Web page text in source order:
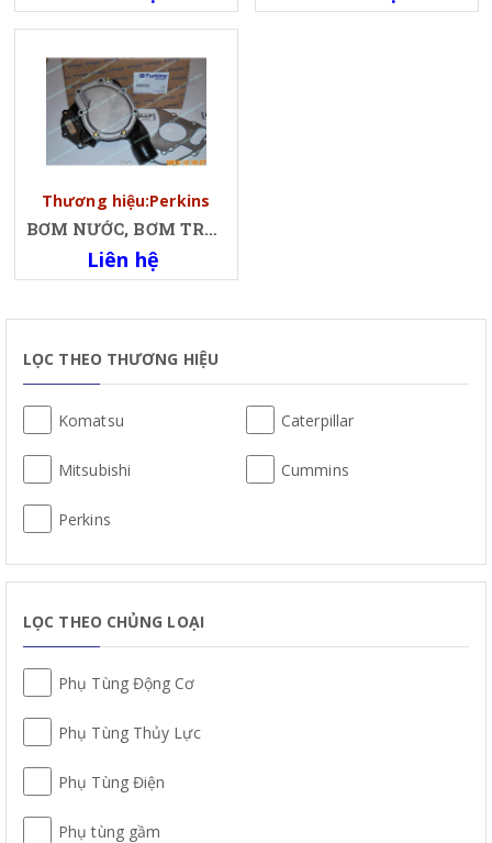
Thương hiệu:Perkins
BƠM NƯỚC, BƠM TRỘN PERKINS
Liên hệ
LỌC THEO THƯƠNG HIỆU
Komatsu Caterpillar
Mitsubishi Cummins
Perkins
LỌC THEO CHỦNG LOẠI
Phụ Tùng Động Cơ
Phụ Tùng Thủy Lực
Phụ Tùng Điện
Phụ tùng gầm